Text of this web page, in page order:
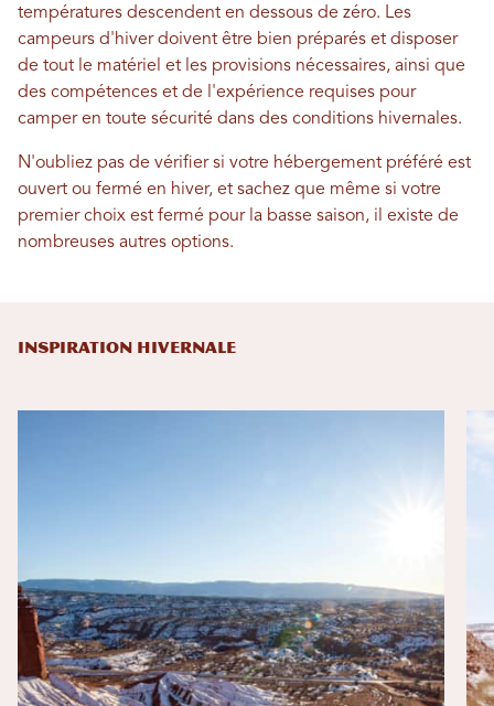
températures descendent en dessous de zéro. Les
campeurs d'hiver doivent être bien préparés et disposer
de tout le matériel et les provisions nécessaires, ainsi que
des compétences et de l'expérience requises pour
camper en toute sécurité dans des conditions hivernales.
N'oubliez pas de vérifier si votre hébergement préféré est
ouvert ou fermé en hiver, et sachez que même si votre
premier choix est fermé pour la basse saison, il existe de
nombreuses autres options.
INSPIRATION HIVERNALE